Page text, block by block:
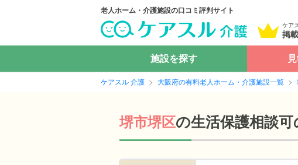
老人ホーム・介護施設の口コミ評判サイト
ケア
掲
施設を探す
ケアスル 介護 大阪府の有料老人ホーム・介護施設一覧
堺市堺区の生活保護相談可